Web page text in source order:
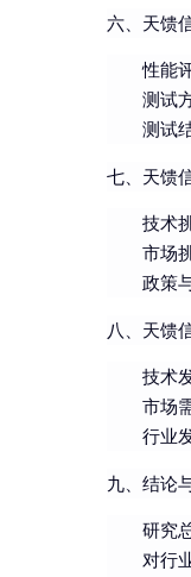
六、天馈
性能
测试
测试
七、天馈
技术
市场
政策
八、天馈
技术
市场
行业
九、结论
研究
对行